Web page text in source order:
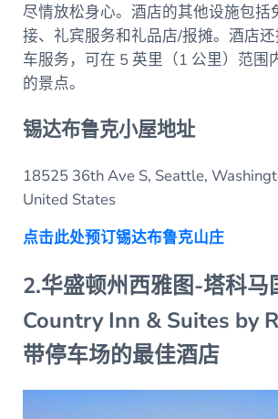
尽情放松身心。酒店的其他设施包括
接、礼宾服务和礼品店/报摊。酒店
车服务，可在 5 英里（1 公里）范围
的景点。
锡达布鲁克小屋地址
18525 36th Ave S, Seattle,
United States
点击此处预订锡达布鲁克山庄
2.华盛顿州西雅图-塔科马
Country Inn & Suites by
带停车场的最佳酒店